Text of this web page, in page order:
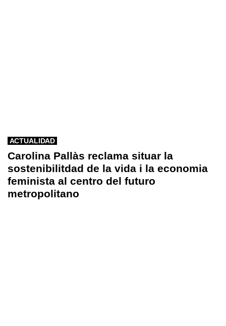
ACTUALIDAD
Carolina Pallàs reclama situar la
sostenibilitdad de la vida i la economia
feminista al centro del futuro
metropolitano